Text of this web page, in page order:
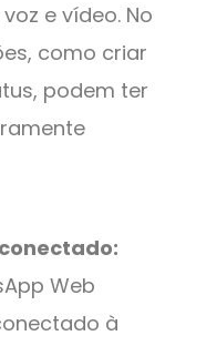
e vídeo. No
como criar
podem ter
Web
à